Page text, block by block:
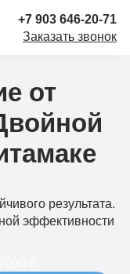
+7 903 646-20-71
Заказать звонок
от
результата.
эффективности